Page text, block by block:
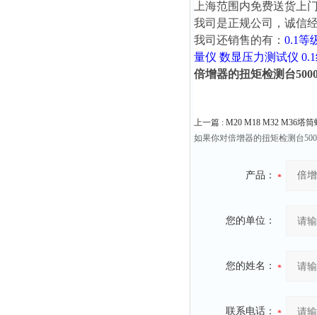
上海范围内免费送货上
我司是正规公司，诚信
我司还销售的有： 0.1等
量仪 数显压力测试仪
倍增器的扭矩检测台
上一篇 : M20 M18 M32 M36塔
如果你对倍增器的扭矩检测台
产品：
您的单位：
您的姓名：
联系电话：